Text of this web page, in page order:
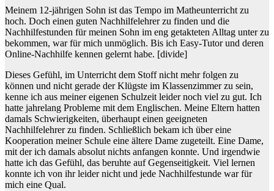
Meinem 12-jährigen Sohn ist das Tempo im Matheunterricht zu
hoch. Doch einen guten Nachhilfelehrer zu finden und die
Nachhilfestunden für meinen Sohn im eng getakteten Alltag unter zu
bekommen, war für mich unmöglich. Bis ich Easy-Tutor und deren
Online-Nachhilfe kennen gelernt habe. [divide]
Dieses Gefühl, im Unterricht dem Stoff nicht mehr folgen zu
können und nicht gerade der Klügste im Klassenzimmer zu sein,
kenne ich aus meiner eigenen Schulzeit leider noch viel zu gut. Ich
hatte jahrelang Probleme mit dem Englischen. Meine Eltern hatten
damals Schwierigkeiten, überhaupt einen geeigneten
Nachhilfelehrer zu finden. Schließlich bekam ich über eine
Kooperation meiner Schule eine ältere Dame zugeteilt. Eine Dame,
mit der ich damals absolut nichts anfangen konnte. Und irgendwie
hatte ich das Gefühl, das beruhte auf Gegenseitigkeit. Viel lernen
konnte ich von ihr leider nicht und jede Nachhilfestunde war für
mich eine Qual.